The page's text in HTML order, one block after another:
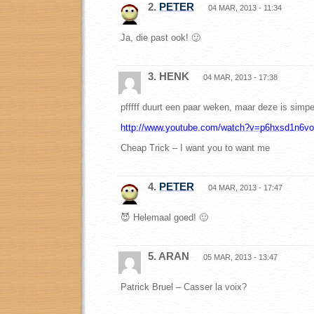
2. PETER 04 MAR, 2013 - 11:34
Ja, die past ook! 🙂
3. HENK 04 MAR, 2013 - 17:38
pfffff duurt een paar weken, maar deze is
http://www.youtube.com/watch?v=p6hxsd1n6vo
Cheap Trick – I want you to want me
4. PETER 04 MAR, 2013 - 17:47
😈 Helemaal goed! 🙂
5. ARAN 05 MAR, 2013 - 13:47
Patrick Bruel – Casser la voix?